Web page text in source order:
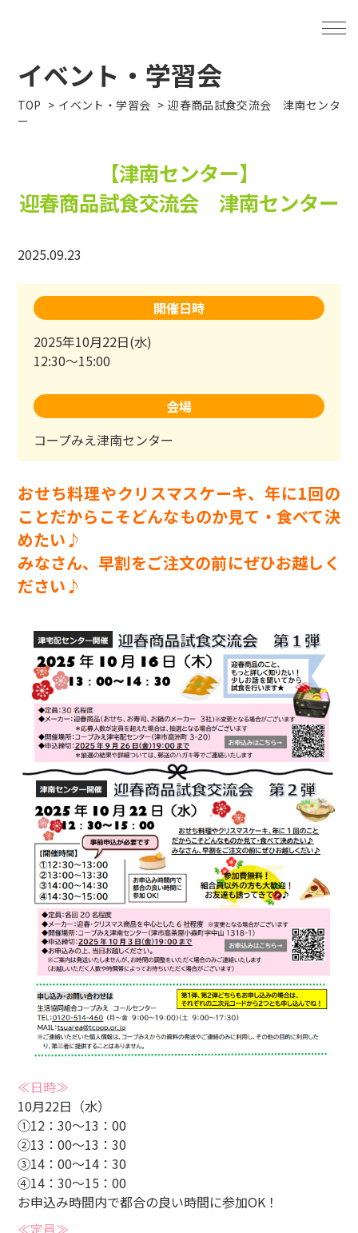
イベント・学習会
TOP イベント・学習会
迎春商品試食交流会 津南センタ
ー
【津南センター】
迎春商品試食交流会 津南センター
2025.09.23
開催日時
2025年10月22日(水)
12:30～15:00
会場
コープみえ津南センター
おせち料理やクリスマスケーキ、年に1回の
ことだからこそどんなものか見て・食べて決
めたい♪
みなさん、早割をご注文の前にぜひお越しく
ださい♪
≪日時≫
10月22日（水）
①12：30～13：00
②13：00～13：30
③14：00～14：30
④14：30～15：00
お申込み時間内で都合の良い時間に参加OK！
≪定員≫